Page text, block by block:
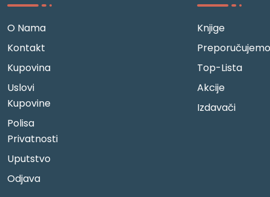
O Nama
Kontakt
Kupovina
Uslovi
Kupovine
Polisa
Privatnosti
Uputstvo
Odjava
Knjige
Preporučujemo
Top-Lista
Akcije
Izdavači